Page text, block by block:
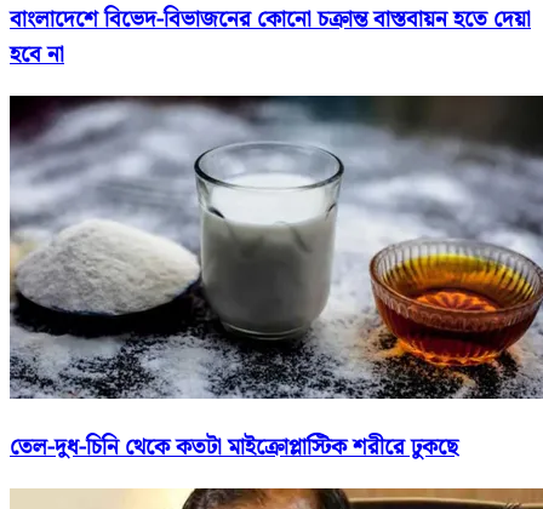
বাংলাদেশে বিভেদ-বিভাজনের কোনো চক্রান্ত বাস্তবায়ন হতে দেয়া
হবে না
তেল-দুধ-চিনি থেকে কতটা মাইক্রোপ্লাস্টিক শরীরে ঢুকছে